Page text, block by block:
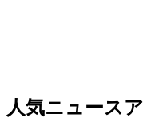
人気ニュース